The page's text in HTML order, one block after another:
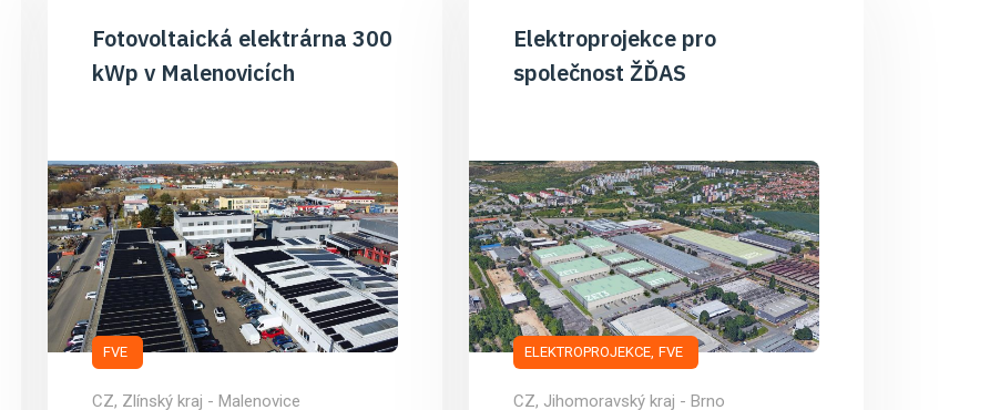
Fotovoltaická elektrárna 300
kWp v Malenovicích
FVE
CZ, Zlínský kraj - Malenovice
Elektroprojekce pro
společnost ŽĎAS
ELEKTROPROJEKCE FVE
CZ, Jihomoravský kraj - Brno